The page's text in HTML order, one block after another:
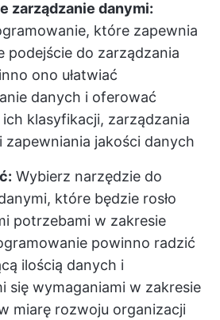
zarządzanie danymi:
które zapewnia
podejście do zarządzania
ono ułatwiać
danych i oferować
klasyfikacji, zarządzania
zapewniania jakości danych
Wybierz narzędzie do
które będzie rosło
potrzebami w zakresie
powinno radzić
ilością danych i
się wymaganiami w zakresie
miarę rozwoju organizacji